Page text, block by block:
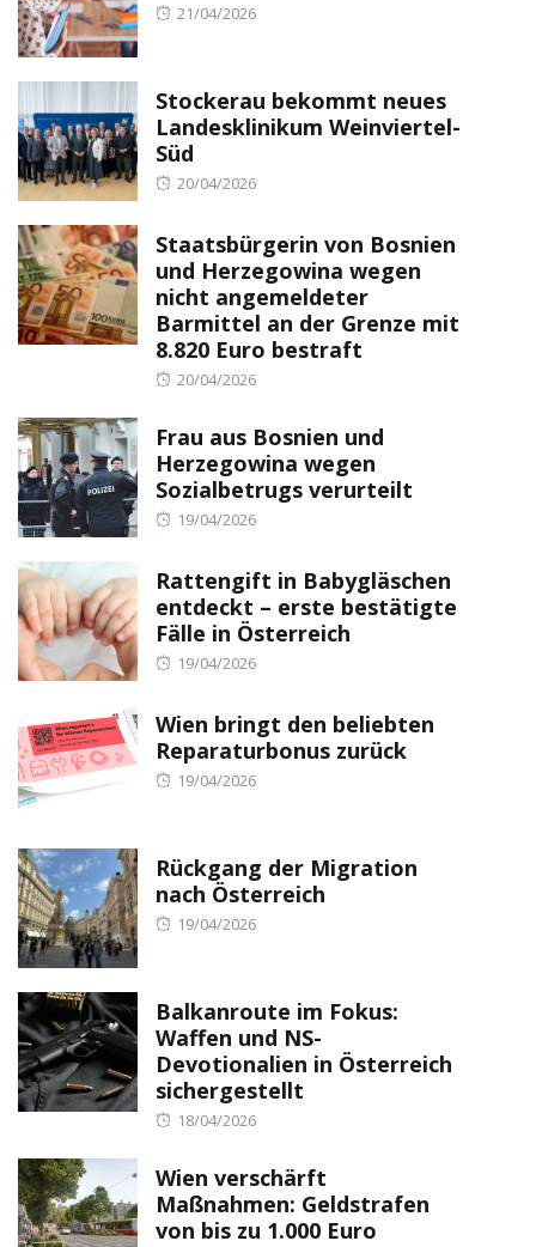
Posted
21/04/2026
Stockerau bekommt neues
Landesklinikum Weinviertel-
Süd
Posted
20/04/2026
Staatsbürgerin von Bosnien
und Herzegowina wegen
nicht angemeldeter
Barmittel an der Grenze mit
8.820 Euro bestraft
Posted
20/04/2026
Frau aus Bosnien und
Herzegowina wegen
Sozialbetrugs verurteilt
Posted
19/04/2026
Rattengift in Babygläschen
entdeckt – erste bestätigte
Fälle in Österreich
Posted
19/04/2026
Wien bringt den beliebten
Reparaturbonus zurück
Posted
19/04/2026
Rückgang der Migration
nach Österreich
Posted
19/04/2026
Balkanroute im Fokus:
Waffen und NS-
Devotionalien in Österreich
sichergestellt
Posted
18/04/2026
Wien verschärft
Maßnahmen: Geldstrafen
von bis zu 1.000 Euro